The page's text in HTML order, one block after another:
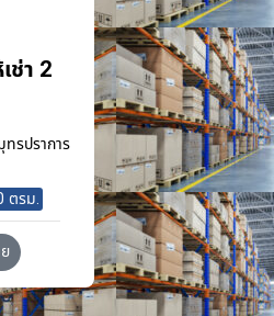
ช่า 2
รปราการ
ตรม.